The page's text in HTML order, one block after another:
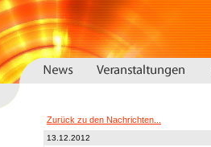
Zurück zu den Nachrichten...
13.12.2012